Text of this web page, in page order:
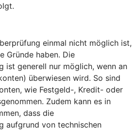
einmal nicht möglich ist,
Gründe haben. Die
ist generell nur möglich, wenn an
überwiesen wird. So sind
wie Festgeld-, Kredit- oder
Zudem kann es in
dass die
aufgrund von technischen